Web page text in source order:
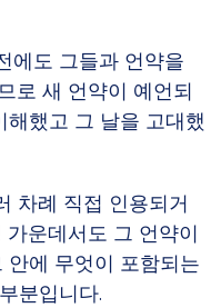
에도 그들과 언약을
로 새 언약이 예언되
했고 그 날을 고대했
차례 직접 인용되거
운데서도 그 언약이
안에 무엇이 포함되는
분입니다.